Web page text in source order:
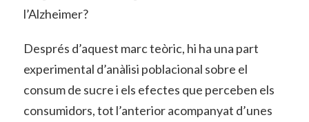
l’Alzheimer?
Després d’aquest marc teòric, hi ha una part
experimental d’anàlisi poblacional sobre el
consum de sucre i els efectes que perceben els
consumidors, tot l’anterior acompanyat d’unes